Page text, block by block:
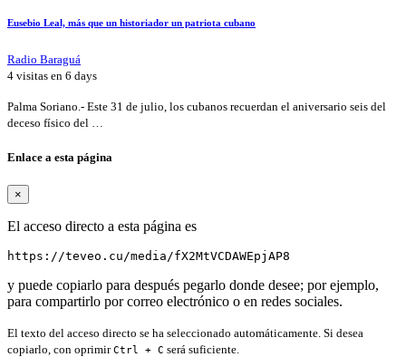
Eusebio Leal, más que un historiador un patriota cubano
Radio Baraguá
4 visitas en 6 days
Palma Soriano.- Este 31 de julio, los cubanos recuerdan el aniversario seis del
deceso físico del …
Enlace a esta página
×
El acceso directo a esta página es
https://teveo.cu/media/fX2MtVCDAWEpjAP8
y puede copiarlo para después pegarlo donde desee; por ejemplo,
para compartirlo por correo electrónico o en redes sociales.
El texto del acceso directo se ha seleccionado automáticamente. Si desea
copiarlo, con oprimirCtrl + C será suficiente.